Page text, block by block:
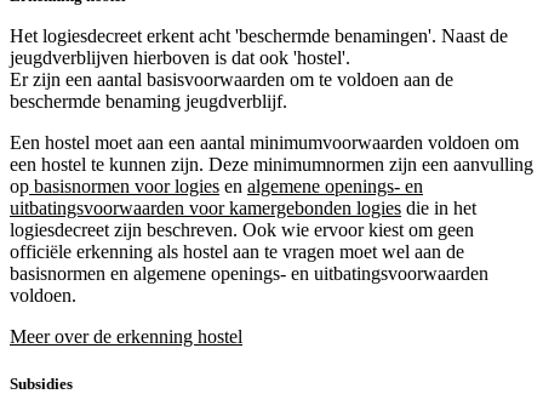
Het logiesdecreet erkent acht 'beschermde benamingen'. Naast de
jeugdverblijven hierboven is dat ook 'hostel'.
Er zijn een aantal basisvoorwaarden om te voldoen aan de
beschermde benaming jeugdverblijf.
Een hostel moet aan een aantal minimumvoorwaarden voldoen om
een hostel te kunnen zijn. Deze minimumnormen zijn een aanvulling
op basisnormen voor logies en algemene openings- en
uitbatingsvoorwaarden voor kamergebonden logies die in het
logiesdecreet zijn beschreven. Ook wie ervoor kiest om geen
officiële erkenning als hostel aan te vragen moet wel aan de
basisnormen en algemene openings- en uitbatingsvoorwaarden
voldoen.
Meer over de erkenning hostel
Subsidies